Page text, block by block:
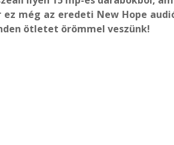
ez még az eredeti New Hope
ötletet örömmel veszünk!